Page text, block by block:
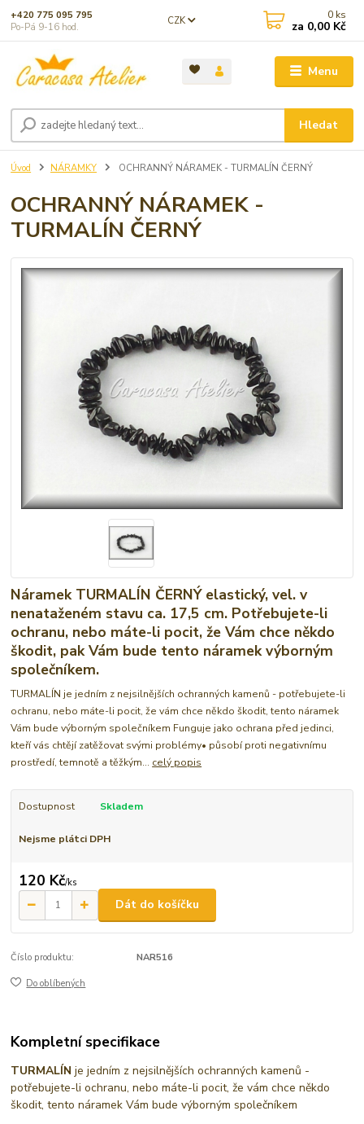
Menu
CZK
Hledat
+420 775 095 795
Po-Pá 9-16 hod.
0 ks
za 0,00 Kč
Úvod NÁRAMKY OCHRANNÝ NÁRAMEK - TURMALÍN ČERNÝ
OCHRANNÝ NÁRAMEK -
TURMALÍN ČERNÝ
Náramek TURMALÍN ČERNÝ elastický, vel. v
nenataženém stavu ca. 17,5 cm. Potřebujete-li
ochranu, nebo máte-li pocit, že Vám chce někdo
škodit, pak Vám bude tento náramek výborným
společníkem.
TURMALÍN je jedním z nejsilnějších ochranných kamenů - potřebujete-li
ochranu, nebo máte-li pocit, že vám chce někdo škodit, tento náramek
Vám bude výborným společníkem Funguje jako ochrana před jedinci,
kteří vás chtějí zatěžovat svými problémy• působí proti negativnímu
prostředí, temnotě a těžkým... celý popis
Dostupnost Skladem
Nejsme plátci DPH
120 Kč/ks
Dát do košíčku
Číslo produktu: NAR516
Do oblíbených
Kompletní specifikace
TURMALÍN je jedním z nejsilnějších ochranných kamenů -
potřebujete-li ochranu, nebo máte-li pocit, že vám chce někdo
škodit, tento náramek Vám bude výborným společníkem